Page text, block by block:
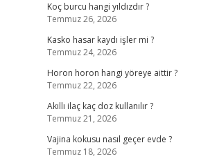
Koç burcu hangi yıldızdır ?
Temmuz 26, 2026
Kasko hasar kaydı işler mi ?
Temmuz 24, 2026
Horon horon hangi yöreye aittir ?
Temmuz 22, 2026
Akıllı ilaç kaç doz kullanılır ?
Temmuz 21, 2026
Vajina kokusu nasıl geçer evde ?
Temmuz 18, 2026